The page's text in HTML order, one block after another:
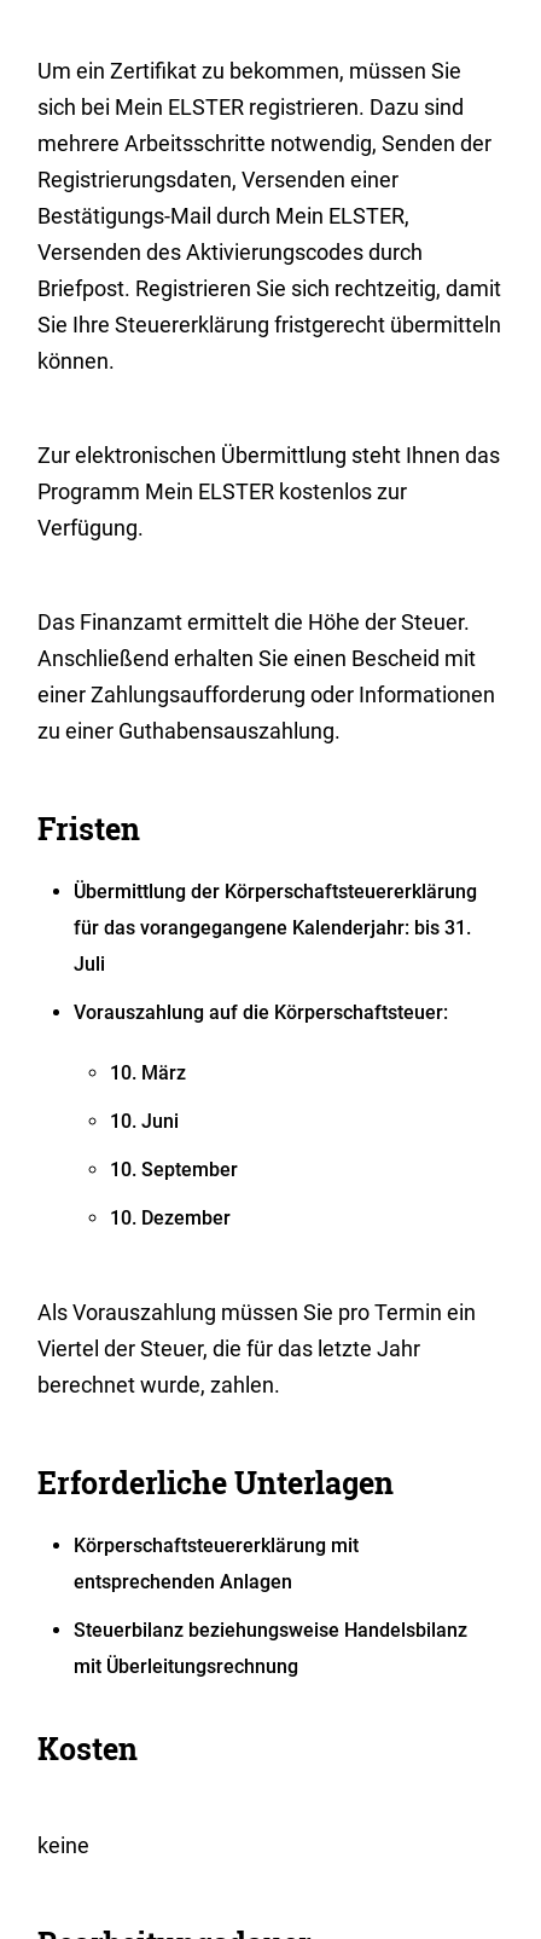
Um ein Zertifikat zu bekommen, müssen Sie
sich bei Mein ELSTER registrieren. Dazu sind
mehrere Arbeitsschritte notwendig, Senden der
Registrierungsdaten, Versenden einer
Bestätigungs-Mail durch Mein ELSTER,
Versenden des Aktivierungscodes durch
Briefpost. Registrieren Sie sich rechtzeitig, damit
Sie Ihre Steuererklärung fristgerecht übermitteln
können.
Zur elektronischen Übermittlung steht Ihnen das
Programm Mein ELSTER kostenlos zur
Verfügung.
Das Finanzamt ermittelt die Höhe der Steuer.
Anschließend erhalten Sie einen Bescheid mit
einer Zahlungsaufforderung oder Informationen
zu einer Guthabensauszahlung.
Fristen
Übermittlung der Körperschaftsteuererklärung
für das vorangegangene Kalenderjahr: bis 31.
Juli
Vorauszahlung auf die Körperschaftsteuer:
10. März
10. Juni
10. September
10. Dezember
Als Vorauszahlung müssen Sie pro Termin ein
Viertel der Steuer, die für das letzte Jahr
berechnet wurde, zahlen.
Erforderliche Unterlagen
Körperschaftsteuererklärung mit
entsprechenden Anlagen
Steuerbilanz beziehungsweise Handelsbilanz
mit Überleitungsrechnung
Kosten
keine